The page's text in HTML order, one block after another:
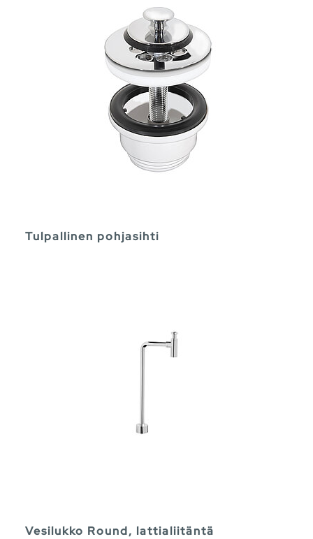
Tulpallinen pohjasihti
Vesilukko Round, lattialiitäntä